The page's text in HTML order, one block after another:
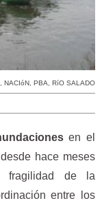
, NACIóN, PBA, RíO SALADO
en el
hace meses
fragilidad de la
entre los